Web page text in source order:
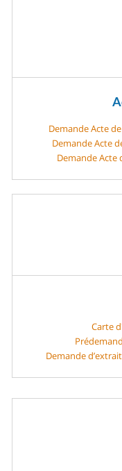
Demande Acte
Demande Acte
Demande Acte
Carte
Demande